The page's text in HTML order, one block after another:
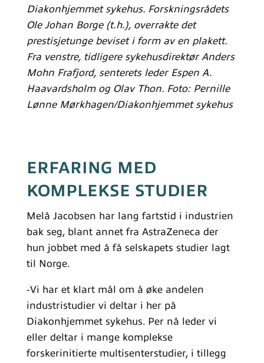
Diakonhjemmet sykehus. Forskningsrådets
Ole Johan Borge (t.h.), overrakte det
prestisjetunge beviset i form av en plakett.
Fra venstre, tidligere sykehusdirektør Anders
Mohn Frafjord, senterets leder Espen A.
Haavardsholm og Olav Thon. Foto: Pernille
Lønne Mørkhagen/Diakonhjemmet sykehus
ERFARING MED
KOMPLEKSE STUDIER
Melå Jacobsen har lang fartstid i industrien
bak seg, blant annet fra AstraZeneca der
hun jobbet med å få selskapets studier lagt
til Norge.
‑Vi har et klart mål om å øke andelen
industristudier vi deltar i her på
Diakonhjemmet sykehus. Per nå leder vi
eller deltar i mange komplekse
forskerinitierte multisenterstudier, i tillegg